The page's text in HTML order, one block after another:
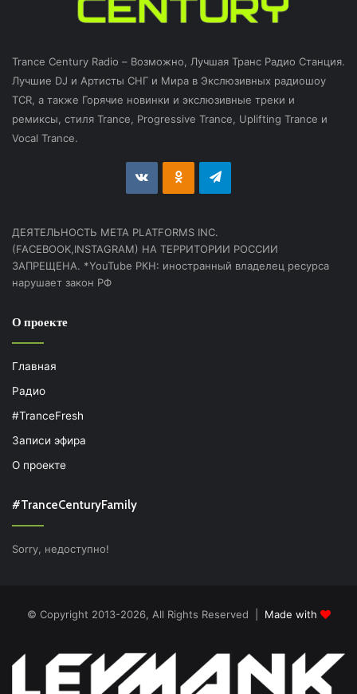
Trance Century Radio – Возможно, Лучшая Транс Радио Станция.
Лучшие DJ и Артисты СНГ и Мира в Экслюзивных радиошоу
TCR, а также Горячие новинки и экслюзивные треки и
ремиксы, стиля Trance, Progressive Trance, Uplifting Trance и
Vocal Trance.
vk.com Odnoklassniki
Telegram
ДЕЯТЕЛЬНОСТЬ МЕТА PLATFORMS INC.
(FACEBOOK,INSTAGRAM) НА ТЕРРИТОРИИ РОССИИ
ЗАПРЕЩЕНА. *YouTube РКН: иностранный владелец ресурса
нарушает закон РФ
О проекте
Главная
Радио
#TranceFresh
Записи эфира
О проекте
#TranceCenturyFamily
Sorry, недоступно!
© Copyright 2013-2026, All Rights Reserved | Made with